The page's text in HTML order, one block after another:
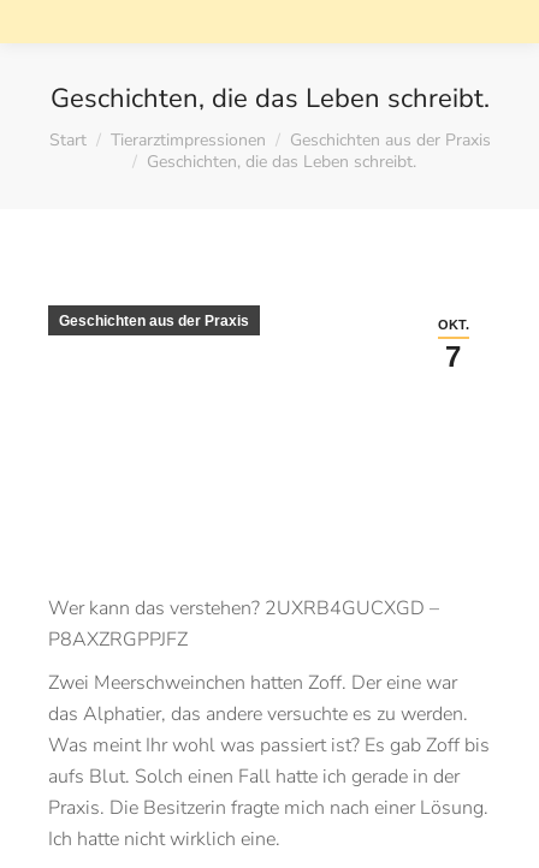
Geschichten, die das Leben schreibt.
Sie befinden sich hier:
Start Tierarztimpressionen
Geschichten aus der Praxis
Geschichten, die das Leben schreibt.
OKT.
7
Geschichten aus der Praxis
Wer kann das verstehen? 2UXRB4GUCXGD –
P8AXZRGPPJFZ
Zwei Meerschweinchen hatten Zoff. Der eine war
das Alphatier, das andere versuchte es zu werden.
Was meint Ihr wohl was passiert ist? Es gab Zoff bis
aufs Blut. Solch einen Fall hatte ich gerade in der
Praxis. Die Besitzerin fragte mich nach einer Lösung.
Ich hatte nicht wirklich eine.